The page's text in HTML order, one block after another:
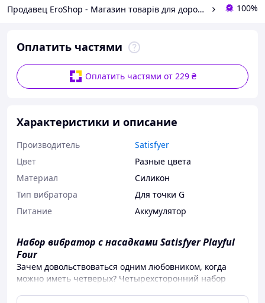
Продавец EroShop - Магазин товарів для дорослих 100%
Оплатить частями
Оплатить частями от 229 ₴
Характеристики и описание
Производитель
Satisfyer
Цвет
Разные цвета
Материал
Силикон
Тип вибратора
Для точки G
Питание
Аккумулятор
Набор вибратор с насадками Satisfyer Playful
Four
Зачем довольствоваться одним любовником, когда
можно иметь четверых? Четырехсторонний набор